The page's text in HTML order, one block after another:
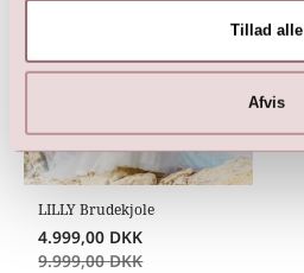
Tillad alle
Afvis
LILLY Brudekjole
4.999,00 DKK
9.999,00 DKK